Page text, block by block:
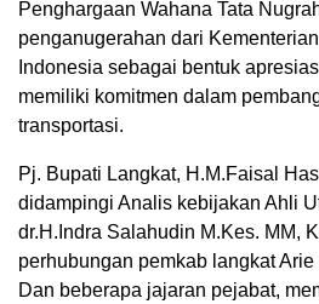
Penghargaan Wahana Tata
penganugerahan dari
Indonesia sebagai bentuk
memiliki komitmen dalam
transportasi.
Pj. Bupati Langkat, H.M.Faisal
didampingi Analis kebijakan Ahli
dr.H.Indra Salahudin M.Kes. MM,
perhubungan pemkab langkat
Dan beberapa jajaran pejabat,